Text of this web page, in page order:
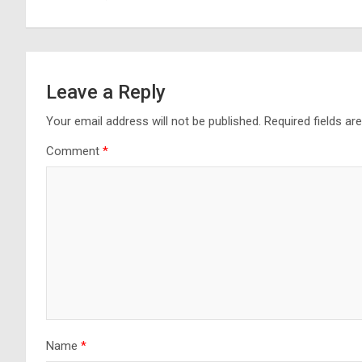
Leave a Reply
Your email address will not be published. Required fields
Comment *
Name *